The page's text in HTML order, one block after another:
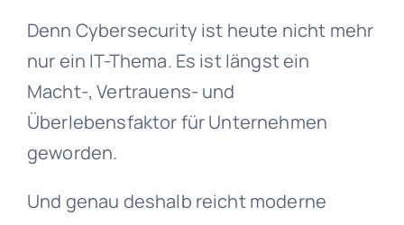
Denn Cybersecurity ist heute nicht mehr
nur ein IT-Thema. Es ist längst ein
Macht-, Vertrauens- und
Überlebensfaktor für Unternehmen
geworden.
Und genau deshalb reicht moderne